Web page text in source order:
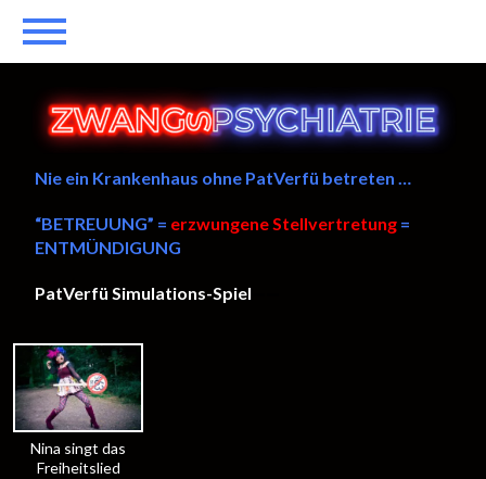
Nina singt das
Freiheitslied
Nie ein Krankenhaus ohne PatVerfü betreten …
“BETREUUNG” = erzwungene Stellvertretung =
ENTMÜNDIGUNG
PatVerfü Simulations-Spiel